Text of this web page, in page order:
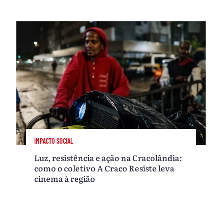
IMPACTO SOCIAL
Luz, resistência e ação na Cracolândia:
como o coletivo A Craco Resiste leva
cinema à região